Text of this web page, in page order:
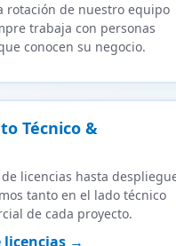
rotación de nuestro equipo
trabaja con personas
conocen su negocio.
Técnico &
licencias hasta
tanto en el lado técnico
de cada proyecto.
licencias →